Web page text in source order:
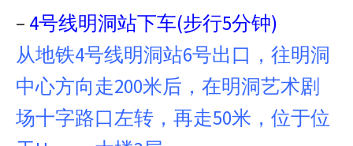
– 4号线明洞站下车(步行5分钟)
从地铁4号线明洞站6号出口，往明洞
中心方向走200米后，在明洞艺术剧
场十字路口左转，再走50米，位于位